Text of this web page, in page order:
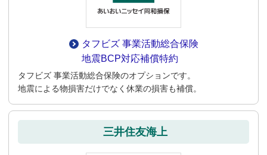
タフビズ 事業活動総合保険
地震BCP対応補償特約
タフビズ 事業活動総合保険のオプションです。
地震による物損害だけでなく休業の損害も補償。
三井住友海上